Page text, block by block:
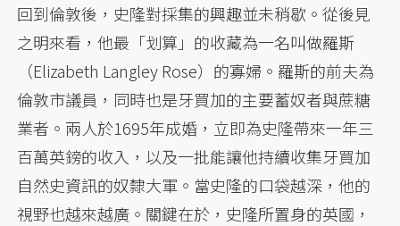
回到倫敦後，史隆對採集的興趣並未稍歇。從後見
之明來看，他最「划算」的收藏為一名叫做羅斯
（Elizabeth Langley Rose）的寡婦。羅斯的前夫為
倫敦市議員，同時也是牙買加的主要蓄奴者與蔗糖
業者。兩人於1695年成婚，立即為史隆帶來一年三
百萬英鎊的收入，以及一批能讓他持續收集牙買加
自然史資訊的奴隸大軍。當史隆的口袋越深，他的
視野也越來越廣。關鍵在於，史隆所置身的英國，